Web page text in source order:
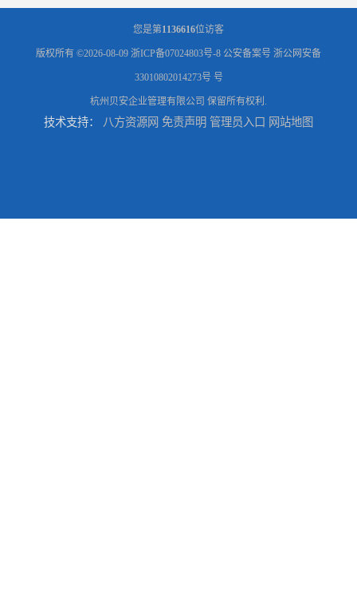
您是第1136616位访客
版权所有 ©2026-08-09 浙ICP备07024803号-8 公安备案号 浙公网安备
33010802014273号 号
杭州贝安企业管理有限公司 保留所有权利.
技术支持： 八方资源网 免责声明 管理员入口 网站地图